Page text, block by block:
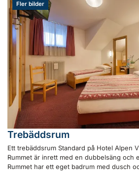
Fler bilder
Trebäddsrum
Ett trebäddsrum Standard på Hotel Alpen
Rummet är inrett med en dubbelsäng och
Rummet har ett eget badrum med dusch